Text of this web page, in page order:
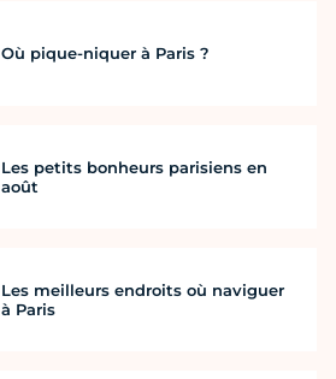
Où pique-niquer à Paris ?
Les petits bonheurs parisiens en
août
Les meilleurs endroits où naviguer
à Paris